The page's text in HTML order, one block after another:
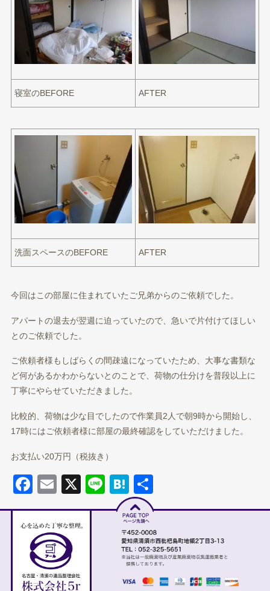
寝室のBEFORE AFTER
洗面スペースのBEFORE AFTER
今回はこの部屋に住まれていたご兄弟からのご依頼でした。
アパートの退去が翌週に迫っていたので、急いで片付けてほしい
とのご依頼でした。
ご依頼者様もしばらくの間疎遠になっていたため、大事な書類な
ど何があるかわからないとのことで、荷物の仕分けを普段以上に
丁寧にやらせていただきました。
比較的、荷物は少な目でしたので作業員2人で朝9時から開始し、
17時にはご依頼者様に部屋の最終確認をしていただけました。
お支払い20万円（税抜き）
Facebook
Email Line Hatena